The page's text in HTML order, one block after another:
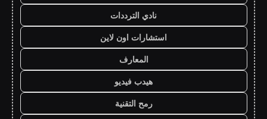
نادي الترددات
استشارات اون لاين
المعارف
هيدب فيديو
رمح التقنية